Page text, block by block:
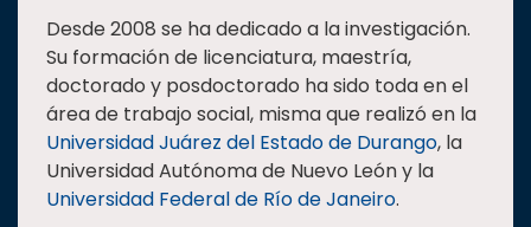
Desde 2008 se ha dedicado a la investigación.
Su formación de licenciatura, maestría,
doctorado y posdoctorado ha sido toda en el
área de trabajo social, misma que realizó en la
Universidad Juárez del Estado de Durango, la
Universidad Autónoma de Nuevo León y la
Universidad Federal de Río de Janeiro.